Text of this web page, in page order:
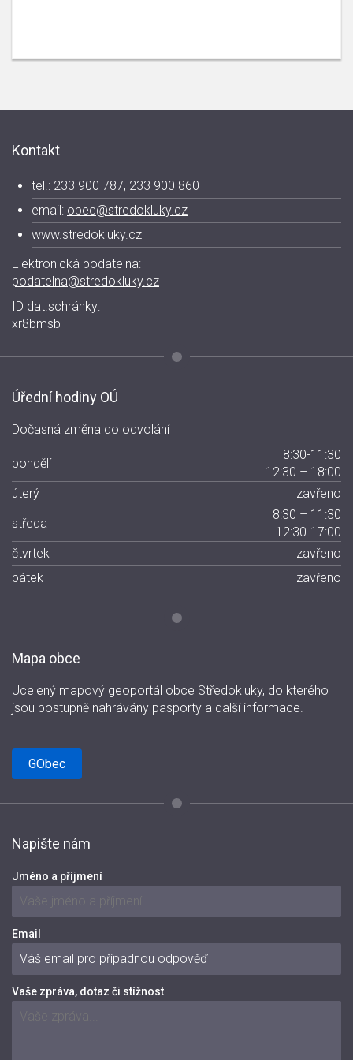
Kontakt
tel.: 233 900 787, 233 900 860
email: obec@stredokluky.cz
www.stredokluky.cz
Elektronická podatelna:
podatelna@stredokluky.cz
ID dat.schránky:
xr8bmsb
Úřední hodiny OÚ
Dočasná změna do odvolání
pondělí
8:30-11:30
12:30 – 18:00
úterý
zavřeno
středa
8:30 – 11:30
12:30-17:00
čtvrtek
zavřeno
pátek
zavřeno
Mapa obce
Ucelený mapový geoportál obce Středokluky, do kterého
jsou postupně nahrávány pasporty a další informace.
GObec
Napište nám
Jméno a příjmení
Email
Vaše zpráva, dotaz či stížnost